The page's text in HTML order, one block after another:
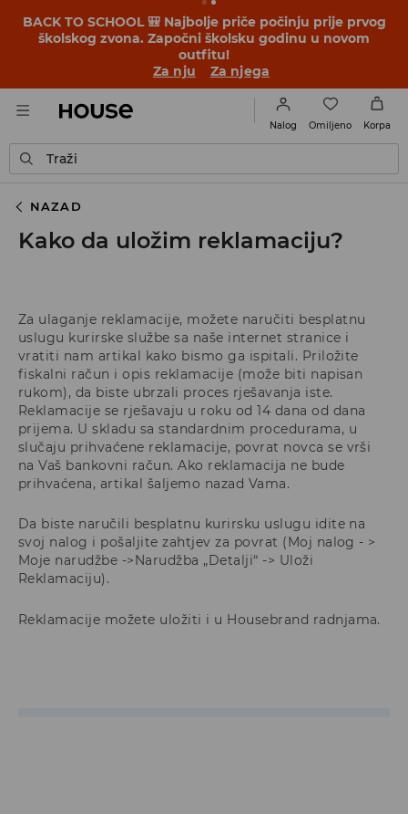
BACK TO SCHOOL 🎒 Najbolje priče počinju prije prvog
školskog zvona. Započni školsku godinu u novom
outfitu!
Za nju
Za njega
Nalog Omiljeno Korpa
Traži
NAZAD
Kako da uložim reklamaciju?
Za ulaganje reklamacije, možete naručiti besplatnu
uslugu kurirske službe sa naše internet stranice i
vratiti nam artikal kako bismo ga ispitali. Priložite
fiskalni račun i opis reklamacije (može biti napisan
rukom), da biste ubrzali proces rješavanja iste.
Reklamacije se rješavaju u roku od 14 dana od dana
prijema. U skladu sa standardnim procedurama, u
slučaju prihvaćene reklamacije, povrat novca se vrši
na Vaš bankovni račun. Ako reklamacija ne bude
prihvaćena, artikal šaljemo nazad Vama.
Da biste naručili besplatnu kurirsku uslugu idite na
svoj nalog i pošaljite zahtjev za povrat (Moj nalog - >
Moje narudžbe ->Narudžba „Detalji“ -> Uloži
Reklamaciju).
Reklamacije možete uložiti i u Housebrand radnjama.